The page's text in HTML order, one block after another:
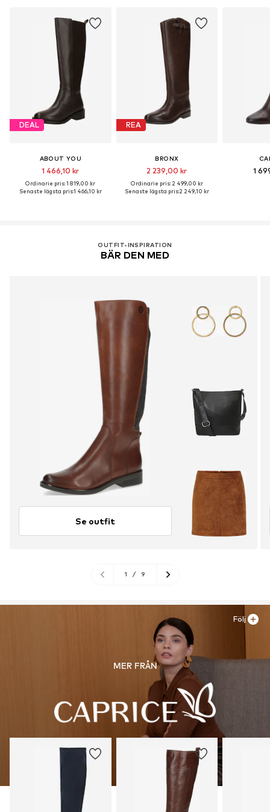
DEAL
ABOUT YOU
1 466,10 kr
Ordinarie pris: 1 819,00 kr
Senaste lägsta pris:1 466,10 kr
REA
BRONX
2 239,00 kr
Ordinarie pris: 2 499,00 kr
Senaste lägsta pris:2 249,10 kr
1
OUTFIT-INSPIRATION
BÄR DEN MED
Se outfit
1 / 9
MER FRÅN
Följ